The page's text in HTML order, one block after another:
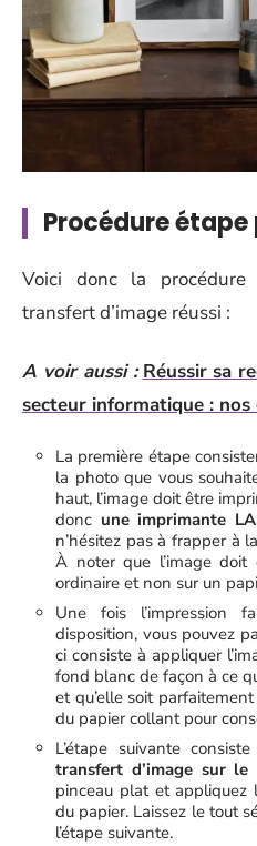
Procédure
Voici donc la
transfert d’image réussi :
A voir aussi : Réussir sa
secteur informatique : nos
La première étape
la photo que vous
haut, l’image doit être
donc une imprimante
n’hésitez pas à frapper à
À noter que l’image
ordinaire et non sur un
Une fois l’impression
disposition, vous pouvez
ci consiste à appliquer
fond blanc de façon à ce
et qu’elle soit
du papier collant pour
L’étape suivante
transfert d’image sur le
pinceau plat et appliquez
du papier. Laissez le tout
l’étape suivante.